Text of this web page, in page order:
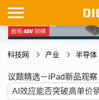
科技网 产业 半导体
议题精选－iPad新品观察